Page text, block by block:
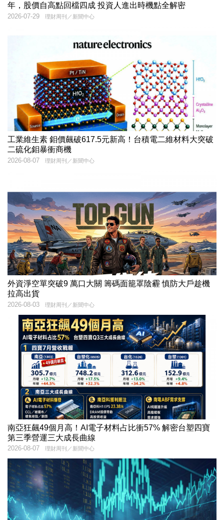
年，股價自高點回檔四成 投資人進出時機點全解密
理財周刊／新聞中心
2026-07-29
工業維生素 鉬價飆破617.5元新高！台積電二維材料大突破
二硫化鉬暴衝商機
理財周刊／新聞中心
2026-08-07
外資淨空單突破9 萬口大關 籌碼面籠罩陰霾 慎防大戶趁機
拉高出貨
理財周刊／新聞中心
2026-08-03
南亞狂飆49個月高！AI電子材料占比衝57% 解密台塑四寶
第三季營運三大成長曲線
理財周刊／新聞中心
2026-08-07